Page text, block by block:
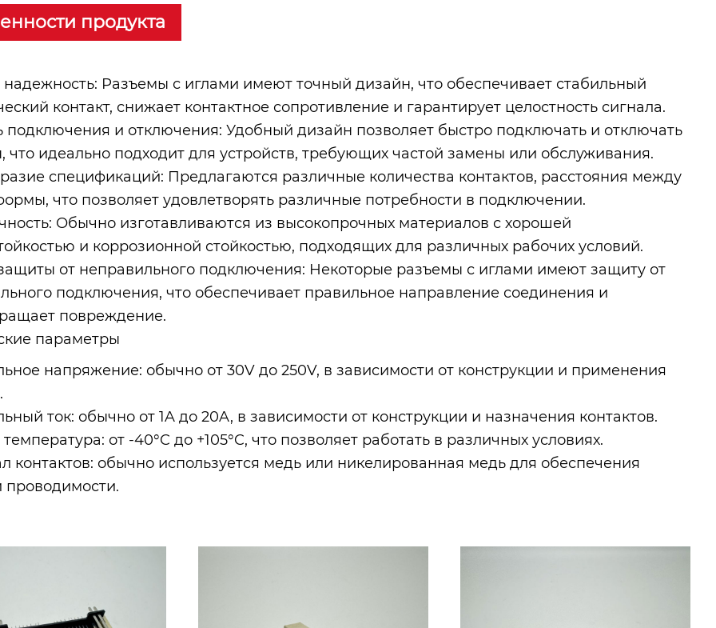
продукта
надежность: Разъемы с иглами имеют точный дизайн, что обеспечивает стабильный
контакт, снижает контактное сопротивление и гарантирует целостность сигнала.
подключения и отключения: Удобный дизайн позволяет быстро подключать и отключать
что идеально подходит для устройств, требующих частой замены или обслуживания.
спецификаций: Предлагаются различные количества контактов, расстояния между
что позволяет удовлетворять различные потребности в подключении.
Обычно изготавливаются из высокопрочных материалов с хорошей
и коррозионной стойкостью, подходящих для различных рабочих условий.
от неправильного подключения: Некоторые разъемы с иглами имеют защиту от
подключения, что обеспечивает правильное направление соединения и
повреждение.
параметры
напряжение: обычно от 30V до 250V, в зависимости от конструкции и применения
ток: обычно от 1A до 20A, в зависимости от конструкции и назначения контактов.
от -40°C до +105°C, что позволяет работать в различных условиях.
контактов: обычно используется медь или никелированная медь для обеспечения